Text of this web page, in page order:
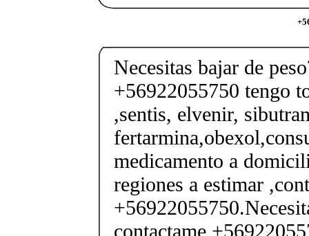
Necesitas bajar de
+56922055750 tengo
,sentis, elvenir,
medicamento a
regiones a estimar
contactame